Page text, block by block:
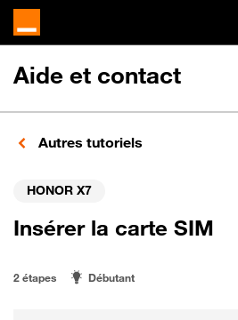
Aide et contact
Autres tutoriels
HONOR X7
Insérer la carte SIM
2 étapes Débutant